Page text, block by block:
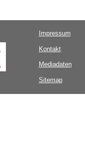
Impressum
Kontakt
Mediadaten
Sitemap